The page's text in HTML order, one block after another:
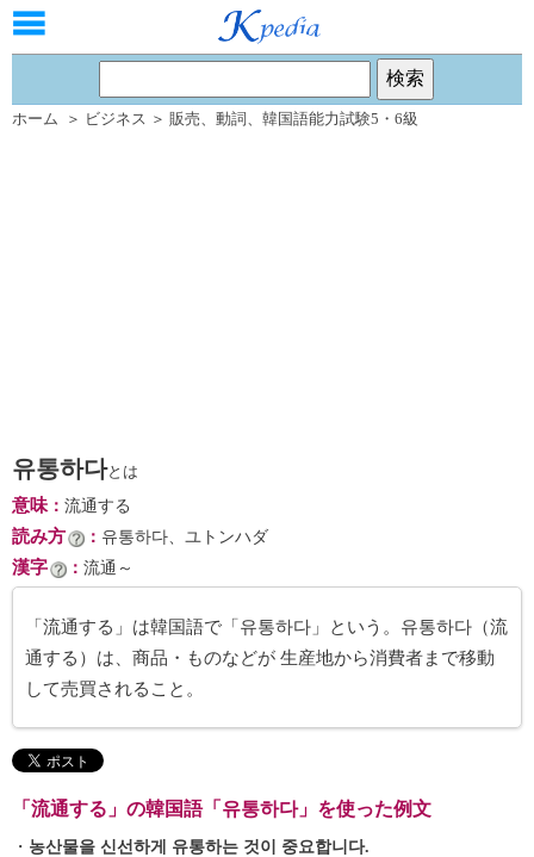
ホーム ＞ ビジネス ＞ 販売、 動詞 、 韓国語能力試験5・6級
유통하다とは
意味： 流通する
読み方 ： 유통하다、ユトンハダ
漢字 ： 流通～
「流通する」は韓国語で「유통하다」という。유통하다（流
通する）は、商品・ものなどが 生産地から消費者まで移動
して売買されること。
「流通する」の韓国語「유통하다」を使った例文
・ 농산물을 신선하게 유통하는 것이 중요합니다.